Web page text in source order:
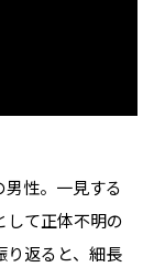
性。一見する
して正体不明の
り返ると、細長